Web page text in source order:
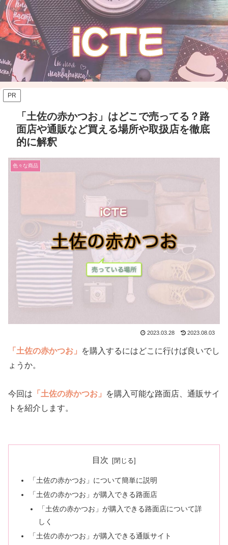
PR
「土佐の赤かつお」はどこで売ってる？路
面店や通販など買える場所や取扱店を徹底
的に解釈
色々な商品
2023.03.28 2023.08.03
「土佐の赤かつお」
を購入するにはどこに行けば良いでし
ょうか。
今回は 「土佐の赤かつお」
を購入可能な路面店、通販サイ
トを紹介します。
目次
「土佐の赤かつお」について簡単に説明
「土佐の赤かつお」が購入できる路面店
「土佐の赤かつお」が購入できる路面店について詳
しく
「土佐の赤かつお」が購入できる通販サイト